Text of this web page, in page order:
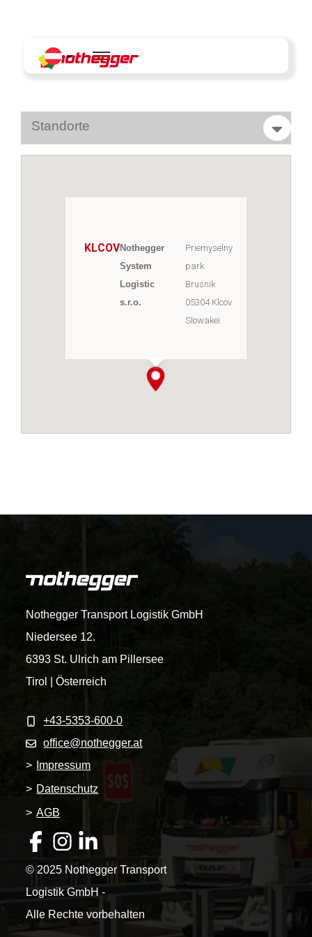
KLCOVNothegger
System
Logistic
s.r.o.
Priemyselny
park
Brusnik
05304 Klcov
Slowakei
Standorte
Nothegger Transport Logistik GmbH
Niedersee 12.
6393 St. Ulrich am Pillersee
Tirol | Österreich
+43-5353-600-0
office@nothegger.at
>
Impressum
> Datenschutz
> AGB
© 2025 Nothegger Transport
Logistik GmbH -
Alle Rechte vorbehalten